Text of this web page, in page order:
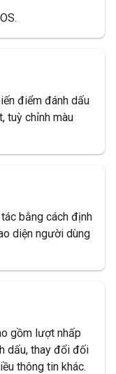
điểm đánh dấu
tuỳ chỉnh màu
bằng cách định
diện người dùng
gồm lượt nhấp
dấu, thay đổi đối
thông tin khác.